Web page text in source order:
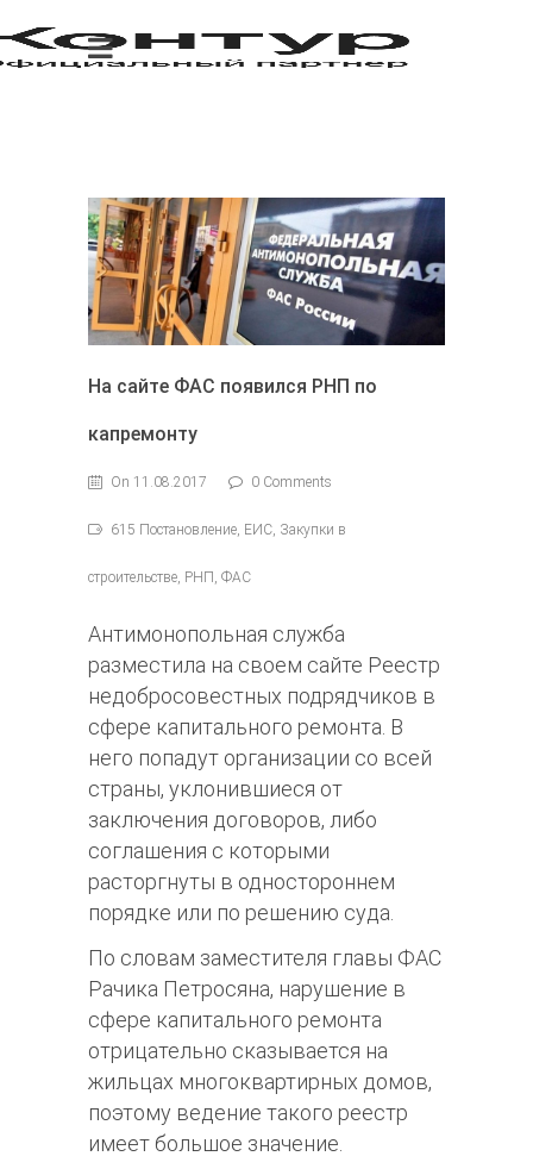
На сайте ФАС появился РНП по
капремонту
On 11.08.2017 0 Comments
615 Постановление, ЕИС, Закупки в
строительстве, РНП, ФАС
Антимонопольная служба
разместила на своем сайте Реестр
недобросовестных подрядчиков в
сфере капитального ремонта. В
него попадут организации со всей
страны, уклонившиеся от
заключения договоров, либо
соглашения с которыми
расторгнуты в одностороннем
порядке или по решению суда.
По словам заместителя главы ФАС
Рачика Петросяна, нарушение в
сфере капитального ремонта
отрицательно сказывается на
жильцах многоквартирных домов,
поэтому ведение такого реестр
имеет большое значение.